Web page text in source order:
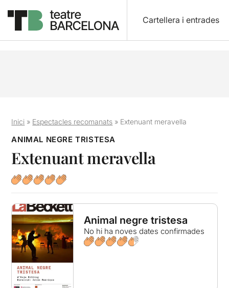
Cartellera i entrades
Inici » Espectacles recomanats » Extenuant meravella
ANIMAL NEGRE TRISTESA
Extenuant meravella
Animal negre tristesa
No hi ha noves dates confirmades